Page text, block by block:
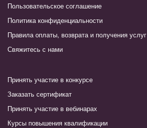
Пользовательское соглашение
Политика конфиденциальности
Правила оплаты, возврата и получения услуг
Свяжитесь с нами
Принять участие в конкурсе
Заказать сертификат
Принять участие в вебинарах
Курсы повышения квалификации